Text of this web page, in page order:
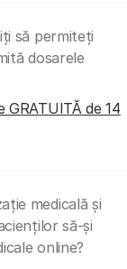
să permiteți
dosarele
de 14
medicală și
să-și
online?